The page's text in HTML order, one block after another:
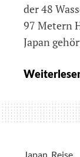
der 48
97 Metern
Japan
Japan Reise